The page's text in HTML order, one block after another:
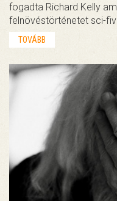
fogadta Richard Kelly
felnövéstörténetet sci-
TOVÁBB